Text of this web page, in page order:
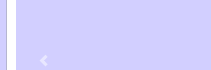
Previous